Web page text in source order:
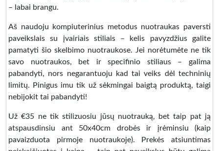
– labai brangu.
Aš naudoju kompiuterinius metodus nuotraukas paversti
paveikslais su įvairiais stiliais – kelis pavyzdžius galite
pamatyti šio skelbimo nuotraukose. Jei norėtumėte ne tik
savo nuotraukos, bet ir specifinio stiliaus – galima
pabandyti, nors negarantuoju kad tai veiks dėl techninių
limitų. Pinigus imu tik už sėkmingai baigtą produktą, taigi
nebijokit tai pabandyti!
Už €35 ne tik stilizuosiu jūsų nuotrauką, bet taip pat ją
atspausdinsiu ant 50x40cm drobės ir įrėminsiu (kaip
pavaizduota pirmoje nuotraukoje). Prekės atsiuntimas